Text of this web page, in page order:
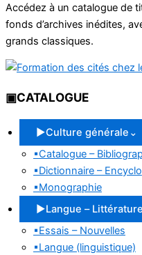
contenu
Accédez à un catalogue de
fonds d’archives inédites,
grands classiques.
▣CATALOGUE
▶Culture générale ⌄
▪Catalogue –
▪Dictionnaire –
▪Monographie
▶Langue – Littérature
▪Essais – Nouvelles
▪Langue (linguistique)